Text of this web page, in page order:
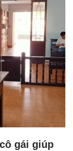
gái giúp